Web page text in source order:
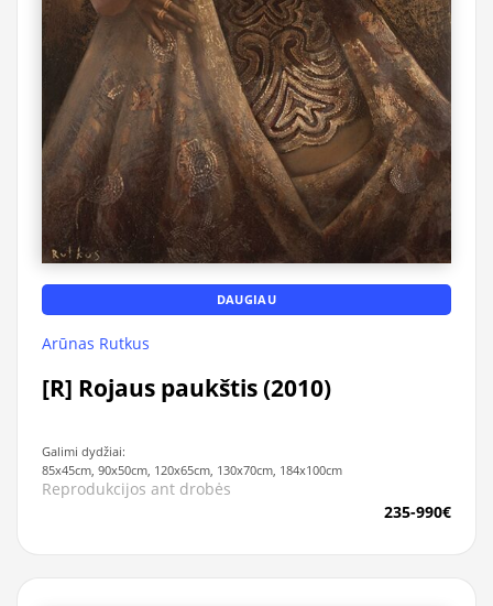
DAUGIAU
Arūnas Rutkus
[R] Rojaus paukštis (2010)
Galimi dydžiai:
85x45cm, 90x50cm, 120x65cm, 130x70cm, 184x100cm
Reprodukcijos ant drobės
235-990€